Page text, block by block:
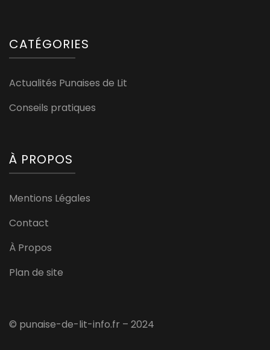
CATÉGORIES
Actualités Punaises de Lit
Conseils pratiques
À PROPOS
Mentions Légales
Contact
À Propos
Plan de site
© punaise-de-lit-info.fr – 2024